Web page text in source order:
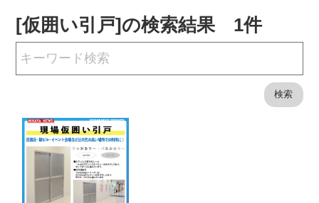
[仮囲い引戸]の検索結果 1件